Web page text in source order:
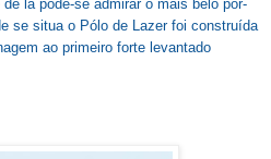
de lá pode-se admirar o mais belo pôr-
se situa o Pólo de Lazer foi construída
ao primeiro forte levantado